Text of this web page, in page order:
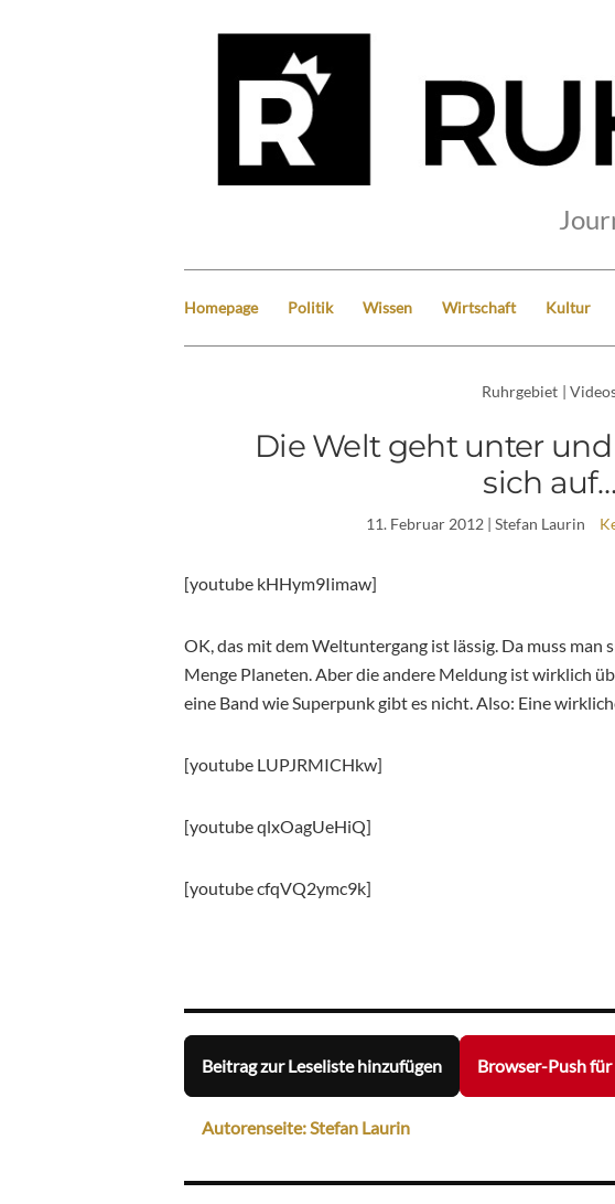
Homepage Politik Wissen Wirtschaft Kultur
Ruhrgebiet |
Die Welt geht unter
sich auf…
11. Februar 2012 | Stefan Laurin
[youtube kHHym9Iimaw]
OK, das mit dem Weltuntergang ist lässig. Da muss man
Menge Planeten. Aber die andere Meldung ist wirklich
eine Band wie Superpunk gibt es nicht. Also: Eine
[youtube LUPJRMICHkw]
[youtube qlxOagUeHiQ]
[youtube cfqVQ2ymc9k]
Beitrag zur Leseliste hinzufügen Browser-Push
Autorenseite: Stefan Laurin